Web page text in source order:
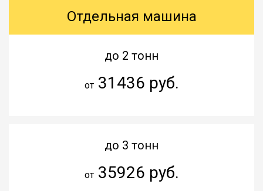
Отдельная машина
до 2 тонн
от31436 руб.
до 3 тонн
от35926 руб.